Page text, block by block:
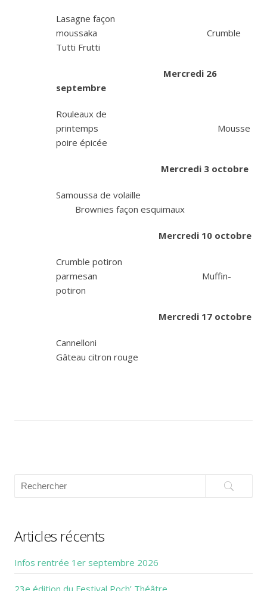
Lasagne façon
moussaka Crumble
Tutti Frutti
Mercredi 26
septembre
Rouleaux de
printemps Mousse
poire épicée
Mercredi 3 octobre
Samoussa de volaille
Brownies façon esquimaux
Mercredi 10 octobre
Crumble potiron
parmesan Muffin-
potiron
Mercredi 17 octobre
Gâteau citron rouge
Articles récents
Infos rentrée 1er septembre 2026
23e édition du Festival Poch’ Théâtre